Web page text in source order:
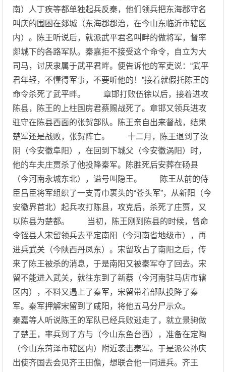
南）人丁疾等都单独起兵反秦，他们领兵把东海郡守名
叫庆的围困在郯城（东海郡郡治，在今山东临沂市辖区
内）。陈王听说后，就派武平君名叫畔的做将军，督率
郯城下的各路军队。秦嘉拒不接受这个命令，自立为大
司马，讨厌隶属于武平君畔。便告诉他的军吏说：“武平
君年轻，不懂得军事，不要听他的！”接着就假托陈王的
命令杀死了武平畔。 章邯打败伍徐以后，接着进攻
陈县，陈王的上柱国房君蔡赐战死了。章邯又领兵进攻
驻守在陈县西面的张贺部队。陈王亲自出来督战，结果
楚军还是战败，张贺阵亡。 十二月，陈王退到了汝
阴（今安徽阜阳），在回到下城父（今安徽涡阳）时，
他的车夫庄贾杀了他投降秦军。陈胜死后安葬在砀县
（今河南永城东北），谥号叫隐王。 陈王从前的侍
臣吕臣将军组织了一支青巾裹头的“苍头军”，从新阳（今
安徽界首北）起兵攻打陈县，攻克后，杀死了庄贾，又
以陈县为楚都。 当初，陈王刚到陈县的时候，曾命
令铚县人宋留领兵去平定南阳（今河南省地级市），再
进兵武关（今陕西丹凤东）。宋留攻占了南阳之后，传
来了陈王被杀的消息，于是南阳又被秦军夺了回去。宋
留不能进入武关，就往东到了新蔡（今河南驻马店市辖
区内），不料又遇上了秦军，宋留带着部队投降了秦
军。秦军押解宋留到了咸阳，将他五马分尸示众。
秦嘉等人听说陈王的军队已经兵败逃走了，就立景驹做
了楚王，率兵到了方与（今山东鱼台西），准备在定陶
（今山东菏泽市辖区内）附近袭击秦军。于是派公孙庆
出使齐国去会见齐王田儋，想联合他一同进兵。齐王